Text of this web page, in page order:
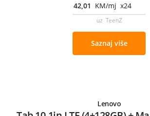
42,01 KM/mj x24
uz TeenZ
Saznaj više
Lenovo